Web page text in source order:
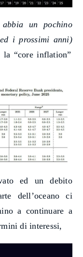
abbia un pochino
i prossimi anni)
la “core inflation”
ed un debito
dell’oceano ci
a continuare a
di interessi,